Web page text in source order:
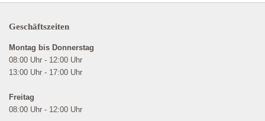
Geschäftszeiten
Montag bis Donnerstag
08:00 Uhr - 12:00 Uhr
13:00 Uhr - 17:00 Uhr
Freitag
08:00 Uhr - 12:00 Uhr